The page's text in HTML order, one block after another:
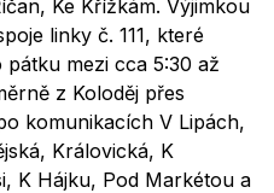
Ke Křížkám. Výjimkou
linky č. 111, které
mezi cca 5:30 až
z Koloděj přes
komunikacích V Lipách,
Královická, K
K Hájku, Pod Markétou a